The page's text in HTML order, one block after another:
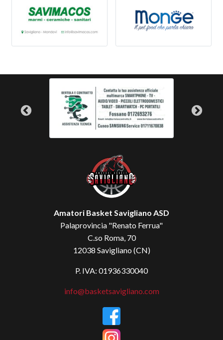
Amatori Basket Savigliano ASD
Palaprovincia "Renato Ferrua"
C.so Roma, 70
12038 Savigliano (CN)
P. IVA: 01936330040
info@basketsavigliano.com